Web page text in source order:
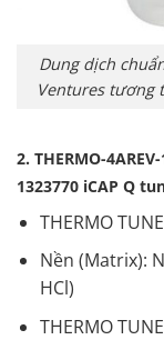
Dung dịch
Ventures tương
2. THERMO-
1323770 iCAP Q
THERMO
Nền (Matrix):
HCl)
THERMO